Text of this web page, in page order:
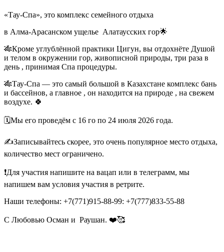
«Тау-Спа», это комплекс семейного отдыха
в Алма-Арасанском ущелье Алатаусских гор🌟
🎋Кроме углублённой практики Цигун, вы отдохнёте Душой
и телом в окружении гор, живописной природы, три раза в
день , принимая Спа процедуры.
🎋Тау-Спа — это самый большой в Казахстане комплекс бань
и бассейнов, а главное , он находится на природе , на свежем
воздухе. 🍀
🗓️Мы его проведём с 16 го по 24 июля 2026 года.
✍️Записывайтесь скорее, это очень популярное место отдыха,
количество мест ограничено.
❗️Для участия напишите на вацап или в телеграмм, мы
напишем вам условия участия в ретрите.
Наши телефоны: +7(771)915-88-99: +7(777)833-55-88
С Любовью Осман и Раушан. ❤️🥰